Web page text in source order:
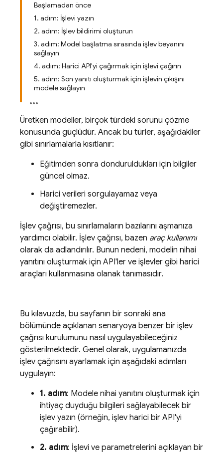
Başlamadan önce
1. adım: İşlevi yazın
2. adım: İşlev bildirimi oluşturun
3. adım: Model başlatma sırasında işlev beyanını
sağlayın
4. adım: Harici API'yi çağırmak için işlevi çağırın
5. adım: Son yanıtı oluşturmak için işlevin çıkışını
modele sağlayın
Üretken modeller, birçok türdeki sorunu çözme
konusunda güçlüdür. Ancak bu türler, aşağıdakiler
gibi sınırlamalarla kısıtlanır:
Eğitimden sonra donduruldukları için bilgiler
güncel olmaz.
Harici verileri sorgulayamaz veya
değiştiremezler.
İşlev çağrısı, bu sınırlamaların bazılarını aşmanıza
yardımcı olabilir. İşlev çağrısı, bazen araç kullanımı
olarak da adlandırılır. Bunun nedeni, modelin nihai
yanıtını oluşturmak için API'ler ve işlevler gibi harici
araçları kullanmasına olanak tanımasıdır.
Bu kılavuzda, bu sayfanın bir sonraki ana
bölümünde açıklanan senaryoya benzer bir işlev
çağrısı kurulumunu nasıl uygulayabileceğiniz
gösterilmektedir. Genel olarak, uygulamanızda
işlev çağrısını ayarlamak için aşağıdaki adımları
uygulayın:
1. adım: Modele nihai yanıtını oluşturmak için
ihtiyaç duyduğu bilgileri sağlayabilecek bir
işlev yazın (örneğin, işlev harici bir API'yi
çağırabilir).
2. adım: İşlevi ve parametrelerini açıklayan bir